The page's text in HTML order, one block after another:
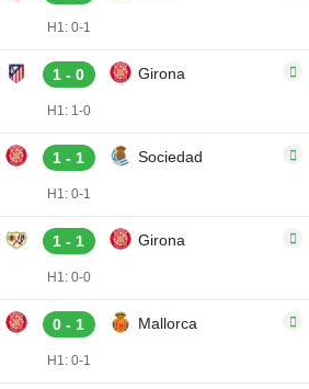
H1: 0-1
1 - 0 Girona
H1: 1-0
1 - 1 Sociedad
H1: 0-1
1 - 1 Girona
H1: 0-0
0 - 1 Mallorca
H1: 0-1